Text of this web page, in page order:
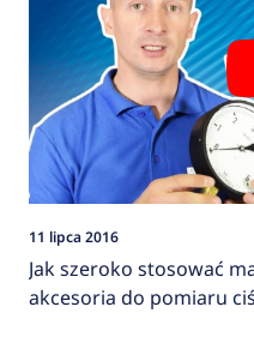
11 lipca 2016
Jak szeroko stosować
akcesoria do pomiaru